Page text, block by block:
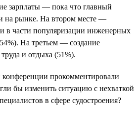
зарплаты — пока что главный
на рынке. На втором месте —
в части популяризации инженерных
На третьем — создание
и отдыха (51%).
конференции прокомментировали
бы изменить ситуацию с нехваткой
в сфере судостроения?